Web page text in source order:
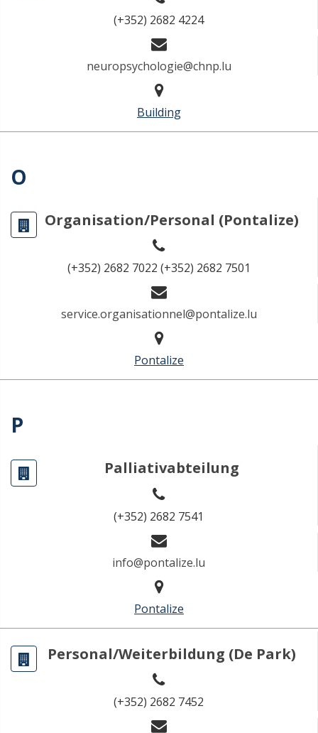
(+352) 2682 4224
neuropsychologie@chnp.lu
Building
O
Organisation/Personal (Pontalize)
(+352) 2682 7022 (+352) 2682 7501
service.organisationnel@pontalize.lu
Pontalize
P
Palliativabteilung
(+352) 2682 7541
info@pontalize.lu
Pontalize
Personal/Weiterbildung (De Park)
(+352) 2682 7452